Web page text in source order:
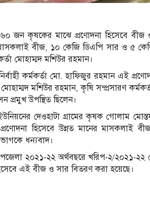
১৬০ জন কৃষকের মাঝে প্রণোদনা হিসেবে
বীজ, ১০ কেজি ডিএপি সার ও ৫
মোহাম্মদ মশিউর রহমান।
কর্মকর্তা মো. হাফিজুর রহমান এই
মশিউর রহমান, কৃষি সম্প্রসারণ
প্রমুখ উপস্থিত ছিলেন।
দেওহাটা গ্রামের কৃষক গোলাম
হিসেবে উন্নত মানের মাসকলাই
ধন্যবাদ।
২০২১-২২ অর্থবছরে খরিপ-২/২০২১-
এই বীজ ও সার বিতরণ করা হয়েছে।